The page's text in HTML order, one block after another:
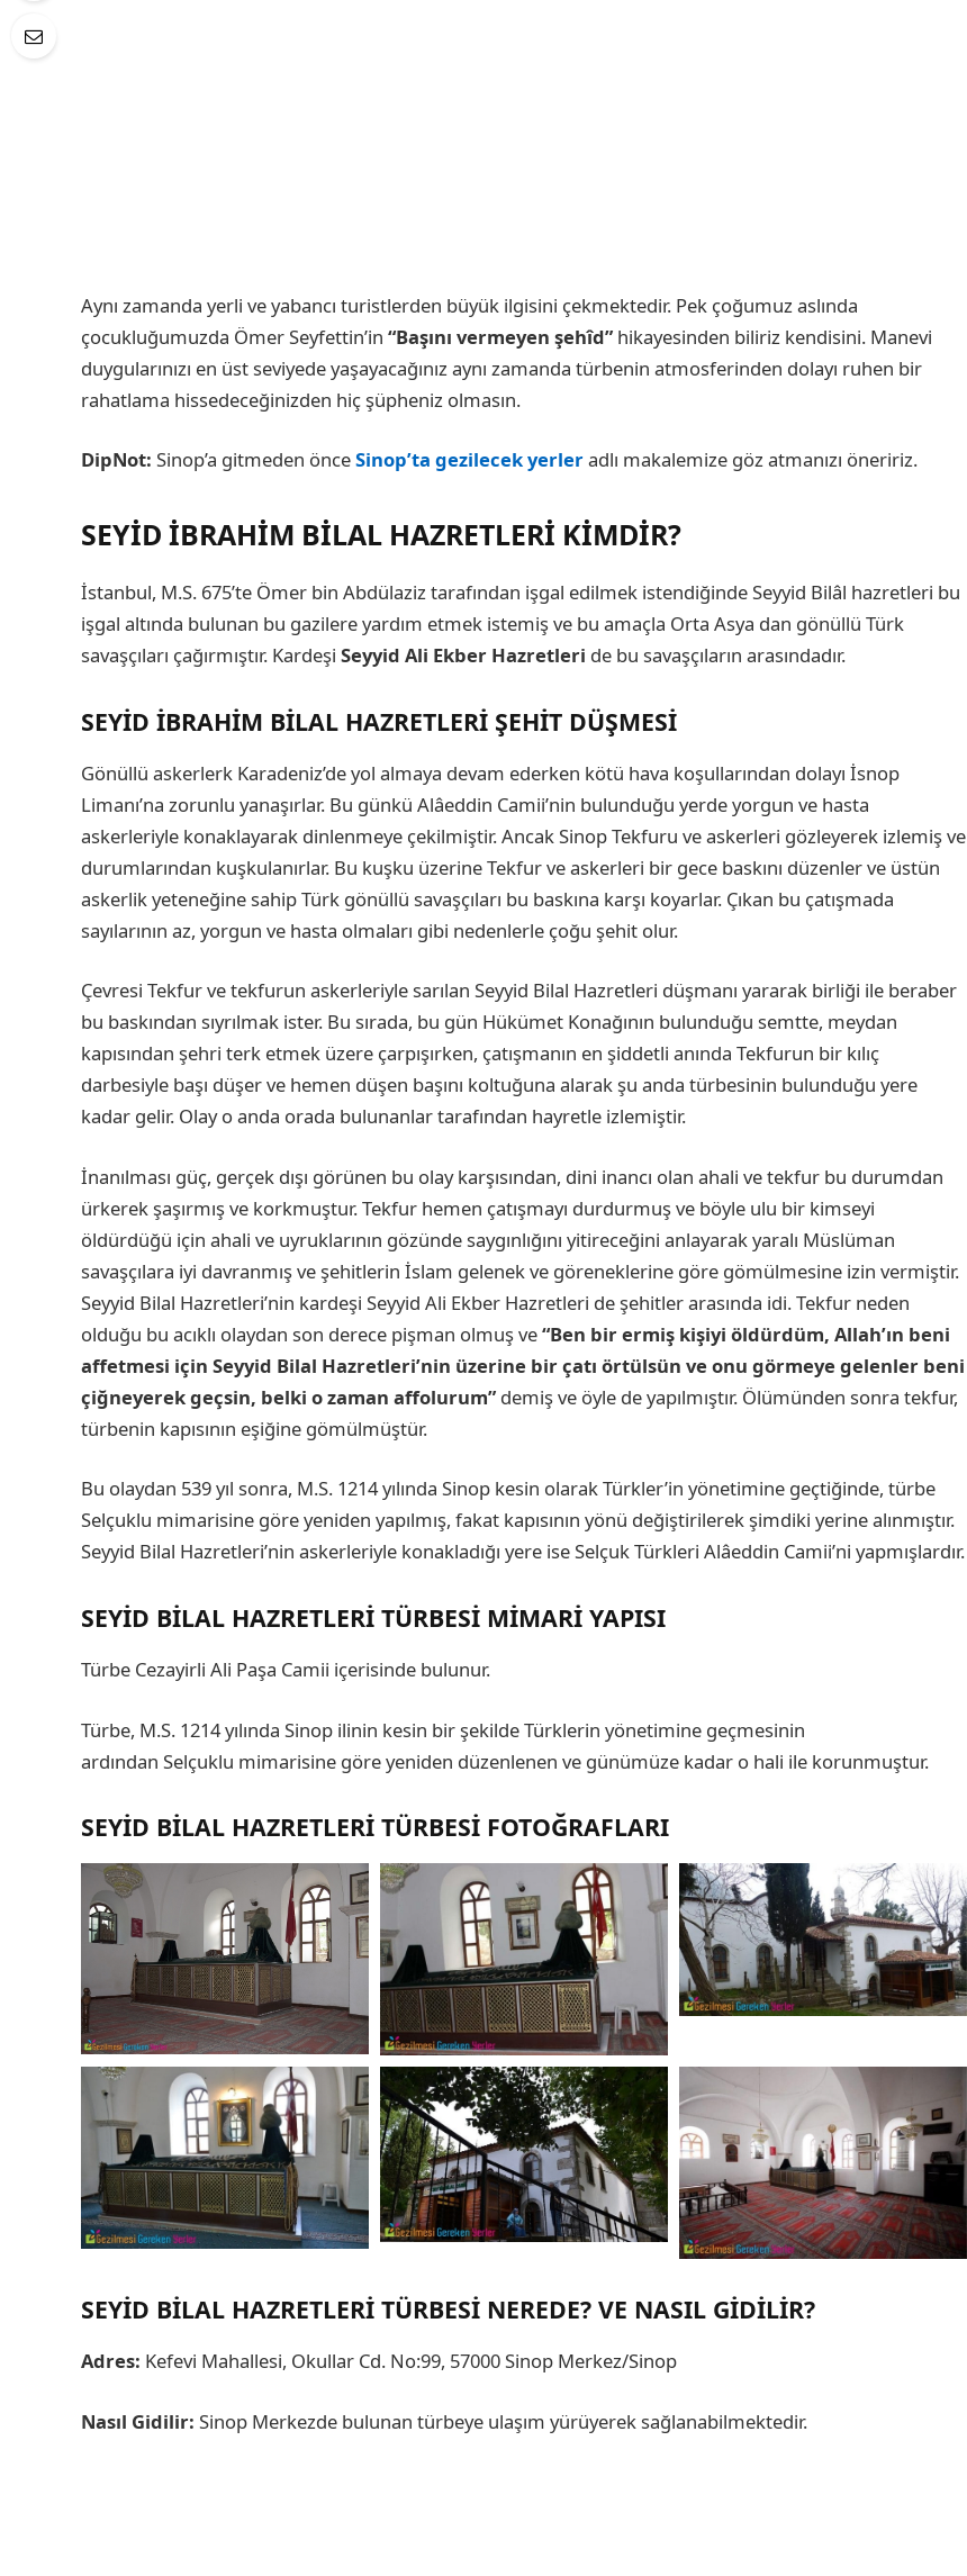
Aynı zamanda yerli ve yabancı turistlerden büyük ilgisini çekmektedir. Pek çoğumuz aslında
çocukluğumuzda Ömer Seyfettin’in “Başını vermeyen şehîd” hikayesinden biliriz kendisini. Manevi
duygularınızı en üst seviyede yaşayacağınız aynı zamanda türbenin atmosferinden dolayı ruhen bir
rahatlama hissedeceğinizden hiç şüpheniz olmasın.
DipNot: Sinop’a gitmeden önceSinop’ta gezilecek yerleradlı makalemize göz atmanızı öneririz.
SEYID İBRAHIM BILAL HAZRETLERI KIMDIR?
İstanbul, M.S. 675’te Ömer bin Abdülaziz tarafından işgal edilmek istendiğinde Seyyid Bilâl hazretleri bu
işgal altında bulunan bu gazilere yardım etmek istemiş ve bu amaçla Orta Asya dan gönüllü Türk
savaşçıları çağırmıştır. Kardeşi Seyyid Ali Ekber Hazretleri de bu savaşçıların arasındadır.
SEYID İBRAHIM BILAL HAZRETLERI ŞEHIT DÜŞMESI
Gönüllü askerlerk Karadeniz’de yol almaya devam ederken kötü hava koşullarından dolayı İsnop
Limanı’na zorunlu yanaşırlar. Bu günkü Alâeddin Camii’nin bulunduğu yerde yorgun ve hasta
askerleriyle konaklayarak dinlenmeye çekilmiştir. Ancak Sinop Tekfuru ve askerleri gözleyerek izlemiş ve
durumlarından kuşkulanırlar. Bu kuşku üzerine Tekfur ve askerleri bir gece baskını düzenler ve üstün
askerlik yeteneğine sahip Türk gönüllü savaşçıları bu baskına karşı koyarlar. Çıkan bu çatışmada
sayılarının az, yorgun ve hasta olmaları gibi nedenlerle çoğu şehit olur.
Çevresi Tekfur ve tekfurun askerleriyle sarılan Seyyid Bilal Hazretleri düşmanı yararak birliği ile beraber
bu baskından sıyrılmak ister. Bu sırada, bu gün Hükümet Konağının bulunduğu semtte, meydan
kapısından şehri terk etmek üzere çarpışırken, çatışmanın en şiddetli anında Tekfurun bir kılıç
darbesiyle başı düşer ve hemen düşen başını koltuğuna alarak şu anda türbesinin bulunduğu yere
kadar gelir. Olay o anda orada bulunanlar tarafından hayretle izlemiştir.
İnanılması güç, gerçek dışı görünen bu olay karşısından, dini inancı olan ahali ve tekfur bu durumdan
ürkerek şaşırmış ve korkmuştur. Tekfur hemen çatışmayı durdurmuş ve böyle ulu bir kimseyi
öldürdüğü için ahali ve uyruklarının gözünde saygınlığını yitireceğini anlayarak yaralı Müslüman
savaşçılara iyi davranmış ve şehitlerin İslam gelenek ve göreneklerine göre gömülmesine izin vermiştir.
Seyyid Bilal Hazretleri’nin kardeşi Seyyid Ali Ekber Hazretleri de şehitler arasında idi. Tekfur neden
olduğu bu acıklı olaydan son derece pişman olmuş ve“Ben bir ermiş kişiyi öldürdüm, Allah’ın beni
affetmesi için Seyyid Bilal Hazretleri’nin üzerine bir çatı örtülsün ve onu görmeye gelenler beni
çiğneyerek geçsin, belki o zaman affolurum” demiş ve öyle de yapılmıştır. Ölümünden sonra tekfur,
türbenin kapısının eşiğine gömülmüştür.
Bu olaydan 539 yıl sonra, M.S. 1214 yılında Sinop kesin olarak Türkler’in yönetimine geçtiğinde, türbe
Selçuklu mimarisine göre yeniden yapılmış, fakat kapısının yönü değiştirilerek şimdiki yerine alınmıştır.
Seyyid Bilal Hazretleri’nin askerleriyle konakladığı yere ise Selçuk Türkleri Alâeddin Camii’ni yapmışlardır.
SEYID BILAL HAZRETLERI TÜRBESI MIMARI YAPISI
Türbe Cezayirli Ali Paşa Camii içerisinde bulunur.
Türbe, M.S. 1214 yılında Sinop ilinin kesin bir şekilde Türklerin yönetimine geçmesinin
ardından Selçuklu mimarisine göre yeniden düzenlenen ve günümüze kadar o hali ile korunmuştur.
SEYID BILAL HAZRETLERI TÜRBESI FOTOĞRAFLARI
SEYID BILAL HAZRETLERI TÜRBESI NEREDE? VE NASIL GIDILIR?
Adres: Kefevi Mahallesi, Okullar Cd. No:99, 57000 Sinop Merkez/Sinop
Nasıl Gidilir: Sinop Merkezde bulunan türbeye ulaşım yürüyerek sağlanabilmektedir.